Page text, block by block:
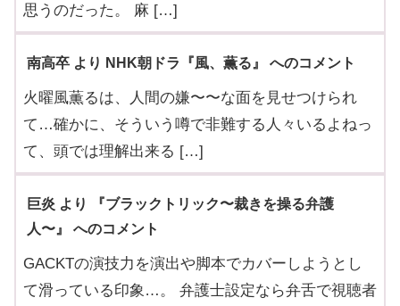
思うのだった。 麻 […]
南高卒 より NHK朝ドラ『風、薫る』 へのコメント
火曜風薫るは、人間の嫌〜〜な面を見せつけられ
て…確かに、そういう噂で非難する人々いるよねっ
て、頭では理解出来る […]
巨炎 より 『ブラックトリック〜裁きを操る弁護
人〜』 へのコメント
GACKTの演技力を演出や脚本でカバーしようとし
て滑っている印象…。 弁護士設定なら弁舌で視聴者